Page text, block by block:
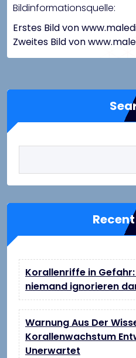
Bildinformationsquelle:
Erstes Bild von
Zweites Bild von
Korallenriffe in
niemand ignorieren
Warnung Aus Der
Korallenwachstum
Unerwartet